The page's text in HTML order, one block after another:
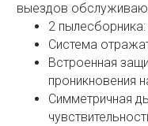
выездов
2
Система
Встроенная
проникновения
Симметричная